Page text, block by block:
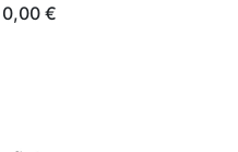
0,00€